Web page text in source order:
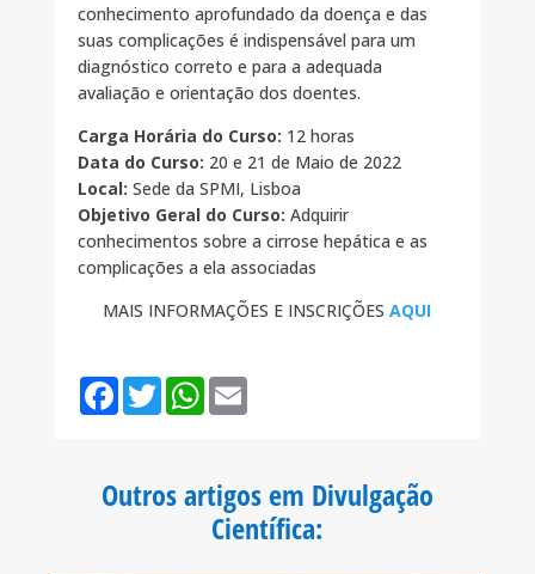
conhecimento aprofundado da doença e das
suas complicações é indispensável para um
diagnóstico correto e para a adequada
avaliação e orientação dos doentes.
Carga Horária do Curso: 12 horas
Data do Curso: 20 e 21 de Maio de 2022
Local: Sede da SPMI, Lisboa
Objetivo Geral do Curso: Adquirir
conhecimentos sobre a cirrose hepática e as
complicações a ela associadas
MAIS INFORMAÇÕES E INSCRIÇÕESAQUI
F
o
T
w
r
W
A
p
p
E
Outros artigos em Divulgação
Científica: